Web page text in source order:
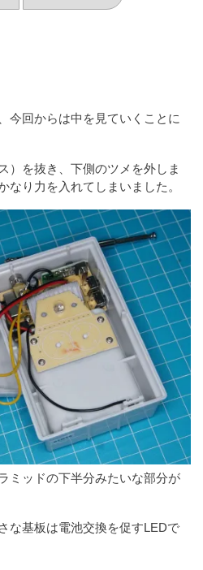
今回からは中を見ていくことに
）を抜き、下側のツメを外しま
なり力を入れてしまいました。
ミッドの下半分みたいな部分が
な基板は電池交換を促すLEDで